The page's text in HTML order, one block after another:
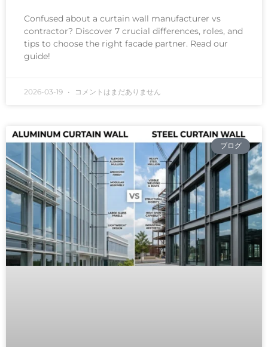
Confused about a curtain wall manufacturer vs
contractor? Discover 7 crucial differences, roles, and
tips to choose the right facade partner. Read our
guide!
2026-03-19 コメントはまだありません
ブログ